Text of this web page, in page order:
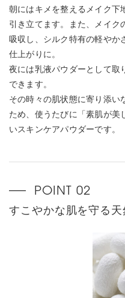
朝にはキメを整えるメイク下
引き立てます。また、メイク
吸収し、シルク特有の軽やか
仕上がりに。
夜には乳液パウダーとして取
できます。
その時々の肌状態に寄り添い
ため、使うたびに「素肌が美
いスキンケアパウダーです。
すこやかな肌を守る天